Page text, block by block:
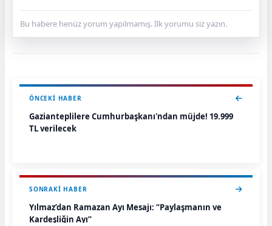
Bu habere henüz yorum yapılmamış. İlk yorumu siz yazın.
ÖNCEKI HABER
Gazianteplilere Cumhurbaşkanı'ndan müjde! 19.999
TL verilecek
SONRAKI HABER
Yılmaz’dan Ramazan Ayı Mesajı: “Paylaşmanın ve
Kardeşliğin Ayı”